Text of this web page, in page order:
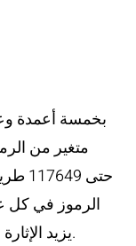
متغير من
حتى
الرموز في كل
يزيد الإثارة ويجعل تجربة اللعب فريدة في كل مرة.